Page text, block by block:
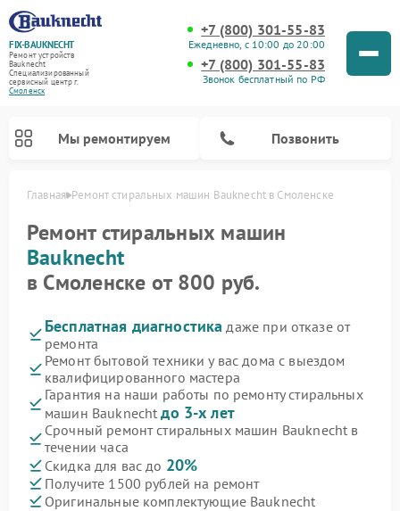
FIX-BAUKNECHT
Ремонт устройств
Bauknecht
Специализированный
cервисный центр г.
Смоленск
+7 (800) 301-55-83
Ежедневно, с 10:00 до 20:00
+7 (800) 301-55-83
Звонок бесплатный по РФ
Мы ремонтируем Позвонить
Главная Ремонт стиральных машин Bauknecht в Смоленске
Ремонт стиральных машин
Bauknecht
в Смоленске от 800 руб.
Бесплатная диагностика даже при отказе от
ремонта
Ремонт бытовой техники у вас дома с выездом
квалифицированного мастера
Гарантия на наши работы по ремонту стиральных
машин Bauknechtдо 3-х лет
Срочный ремонт стиральных машин Bauknecht в
течении часа
Скидка для вас до 20%
Получите 1500 рублей на ремонт
Оригинальные комплектующие Bauknecht